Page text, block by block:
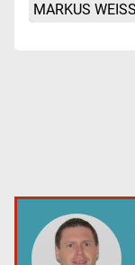
MARKUS WEISS